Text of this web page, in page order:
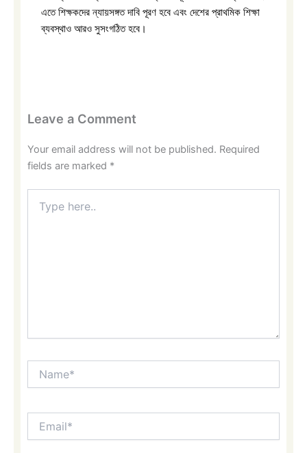
এতে শিক্ষকদের ন্যায়সঙ্গত দাবি পূরণ হবে এবং দেশের প্রাথমিক শিক্ষা
ব্যবস্থাও আরও সুসংগঠিত হবে।
Leave a Comment
Your email address will not be published. Required
fields are marked *
here..